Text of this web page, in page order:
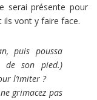
serai présente pour
vont y faire face.
puis poussa
de son pied.)
l’imiter ?
grimacez pas